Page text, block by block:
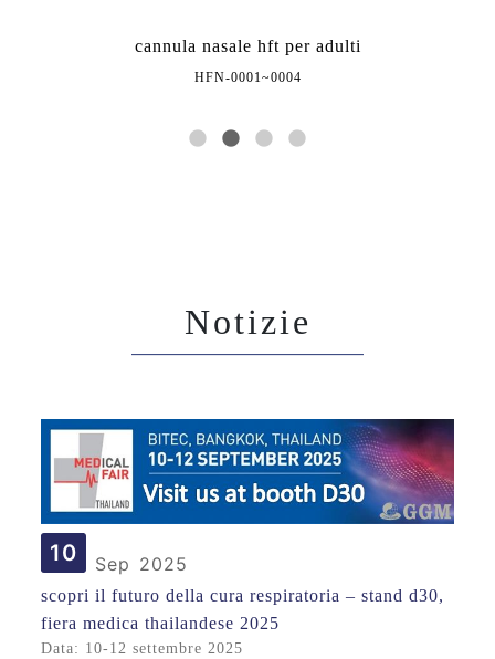
cannula nasale hft per adulti
HFN-0001~0004
Notizie
10 Sep 2025
scopri il futuro della cura respiratoria – stand d30,
fiera medica thailandese 2025
Data: 10-12 settembre 2025